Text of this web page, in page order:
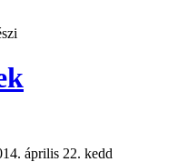
április 22. kedd